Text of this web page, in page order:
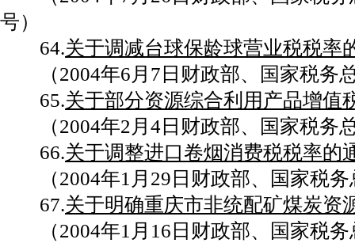
号）
64.关于调减台球保龄球营业税税率
（2004年6月7日财政部、国家税务
65.关于部分资源综合利用产品增值
（2004年2月4日财政部、国家税务
66.关于调整进口卷烟消费税税率的
（2004年1月29日财政部、国家税务
67.关于明确重庆市非统配矿煤炭资
（2004年1月16日财政部、国家税务